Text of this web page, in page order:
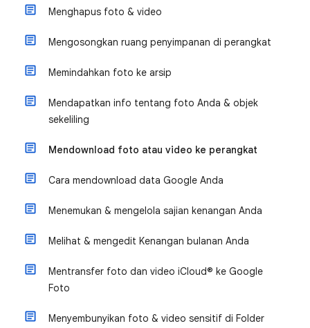
Menghapus foto & video
Mengosongkan ruang penyimpanan di perangkat
Memindahkan foto ke arsip
Mendapatkan info tentang foto Anda & objek
sekeliling
Mendownload foto atau video ke perangkat
Cara mendownload data Google Anda
Menemukan & mengelola sajian kenangan Anda
Melihat & mengedit Kenangan bulanan Anda
Mentransfer foto dan video iCloud® ke Google
Foto
Menyembunyikan foto & video sensitif di Folder